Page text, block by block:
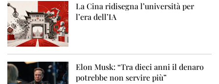
La Cina ridisegna l’università per
l’era dell’IA
Elon Musk: “Tra dieci anni il denaro
potrebbe non servire più”